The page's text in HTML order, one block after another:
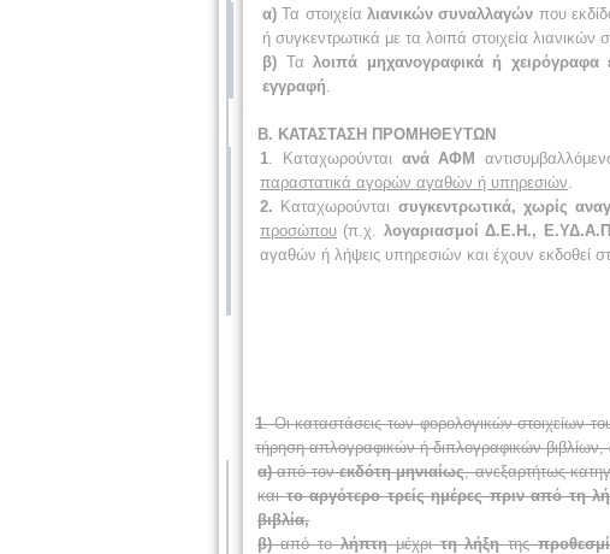
α) Τα στοιχεία λιανικών συναλλαγών που
ή συγκεντρωτικά με τα λοιπά στοιχεία
β) Τα λοιπά μηχανογραφικά ή χειρόγραφα
εγγραφή
Β. ΚΑΤΑΣΤΑΣΗ ΠΡΟΜΗΘΕΥΤΩΝ
1 . Καταχωρούνται ανά ΑΦΜ
παραστατικά αγορών αγαθών ή υπηρεσιών
2. Καταχωρούνται συγκεντρωτικά, χωρίς
προσώπου (π.χ. λογαριασμοί Δ.Ε.Η.,
αγαθών ή λήψεις υπηρεσιών και έχουν εκδοθεί
1. Οι καταστάσεις των φορολογικών στοιχείων
τήρηση απλογραφικών ή διπλογραφικών βιβλίων,
α)από τονεκδότη μηνιαίως, ανεξαρτήτως
καιτο αργότερο τρείς ημέρες πριν από τη
βιβλία,
β)από τολήπτημέχριτη λήξητης